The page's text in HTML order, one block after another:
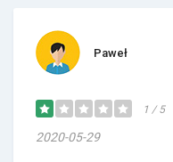
Paweł
1 / 5
2020-05-29